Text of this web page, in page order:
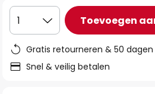
1 Toevoegen
Gratis retourneren & 50
Snel & veilig betalen